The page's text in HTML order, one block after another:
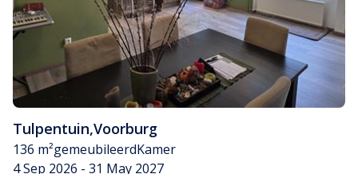
Tulpentuin,Voorburg
136 m²gemeubileerdKamer
4 Sep 2026 - 31 May 2027